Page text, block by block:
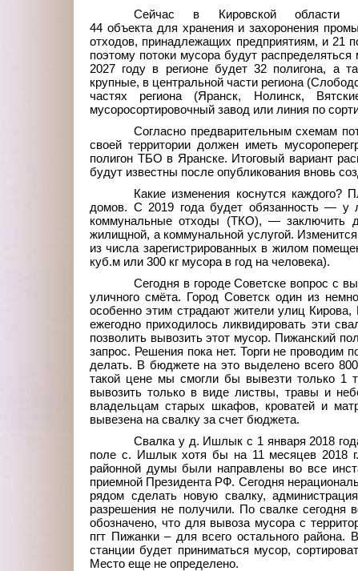
Сейчас в Кировской области
44 объекта для хранения и захоронения
отходов, принадлежащих предприятиям, и 21
поэтому потоки мусора будут
2027 году в регионе будет 32 полигона, а
крупные, в центральной части региона
частях региона (Яранск, Нолинск,
мусоросортировочный завод или линия по
Согласно предварительным схемам
своей территории должен иметь
полигон ТБО в Яранске. Итоговый вариант
будут известны после опубликования вновь
Какие изменения коснутся
домов. С 2019 года будет обязанность — y
коммунальные отходы (ТКО), — заключить
жилищной, а коммунальной услугой.
из числа зaрегистрированных в жилом
куб.м или 300 кг мycopa в год на человека).
Сегодня в городе Советске вопрос с
уличного смёта. Город Советск один из
особенно этим страдают жители улиц
ежегодно приходилось ликвидировать эти
позволить вывозить этот мусор. Пижанский
запрос. Решения пока нет. Торги не проводим
делать. В бюджете на это выделено всего
такой цене мы смогли бы вывезти только
вывозить только в виде листвы, травы и
владельцам старых шкафов, кроватей и
вывезена на свалку за счет бюджета.
Свалка у д. Ишлык с 1 января 2018
поле с.
Ишлык хотя бы на 11 месяцев 2018
районной думы были направлены во все
приемной Президента РФ. Сегодня
рядом сделать новую свалку,
разрешения не получили. По свалке сегодня
обозначено, что для вывоза мусора с
пгт Пижанки – для всего остального района.
станции будет приниматься мусор,
Место еще не определено.